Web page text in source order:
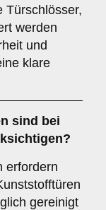
Türschlösser,
werden
und
klare
sind bei
erfordern
gereinigt